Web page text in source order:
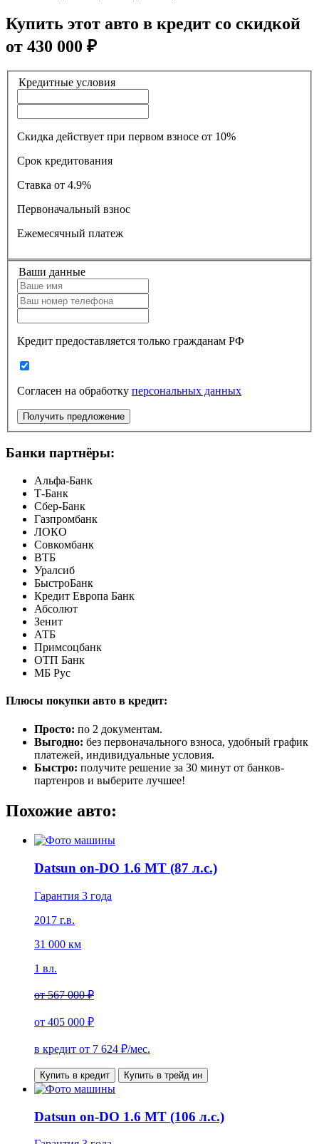
Купить этот авто в кредит со скидкой
от 430 000 ₽
Кредитные условия
Скидка действует при первом взносе от 10%
Срок кредитования
Ставка
от 4.9%
Первоначальный взнос
Ежемесячный платеж
Ваши данные
Кредит предоставляется только гражданам РФ
Согласен на обработку персональных данных
Получить предложение
Банки партнёры:
Альфа-Банк
Т-Банк
Сбер-Банк
Газпромбанк
ЛОКО
Совкомбанк
ВТБ
Уралсиб
БыстроБанк
Кредит Европа Банк
Абсолют
Зенит
АТБ
Примсоцбанк
ОТП Банк
МБ Рус
Плюсы покупки авто в кредит:
Просто: по 2 документам.
Выгодно: без первоначального взноса, удобный график
платежей, индивидуальные условия.
Быстро: получите решение за 30 минут от банков-
партенров и выберите лучшее!
Похожие авто:
Datsun on-DO 1.6 МТ (87 л.с.)
Гарантия 3 года
2017 г.в.
31 000 км
1 вл.
от567 000 ₽
от 405 000 ₽
в кредит от 7 624 ₽/мес.
Купить в кредит Купить в трейд ин
Datsun on-DO 1.6 MT (106 л.с.)